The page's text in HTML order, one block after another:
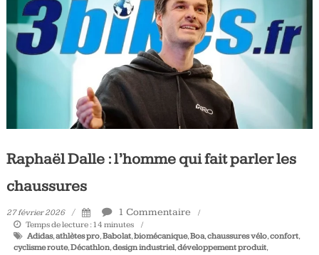
Tous
les
jours,
votre
actualité
triathlon
Raphaël Dalle : l’homme qui fait parler les
chaussures
27 février 2026 1 Commentaire
Temps de lecture : 14 minutes
Adidas,athlètes pro,Babolat,biomécanique,Boa,chaussures vélo,confort,
cyclisme route,Décathlon,design industriel,développement produit,